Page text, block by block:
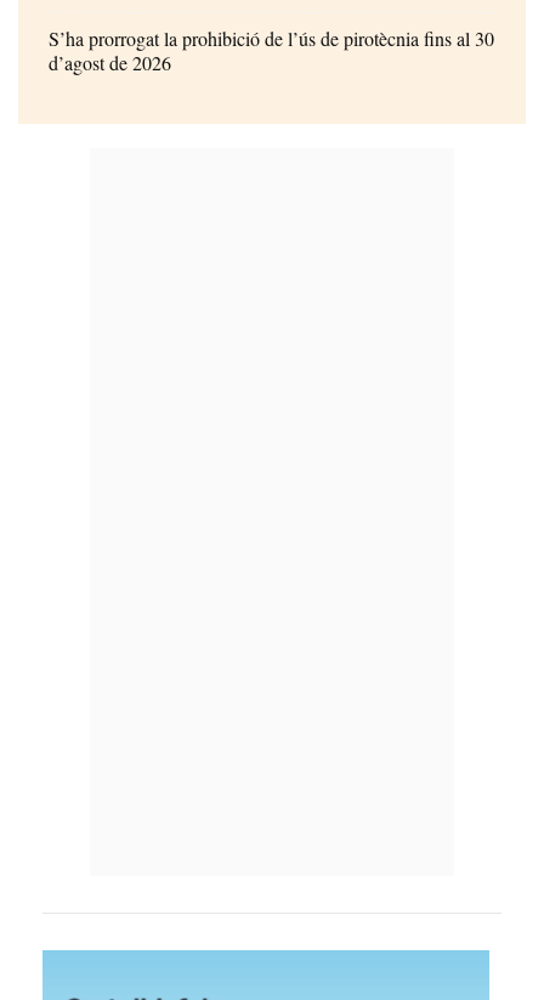
S’ha prorrogat la prohibició de l’ús de pirotècnia fins al 30
d’agost de 2026